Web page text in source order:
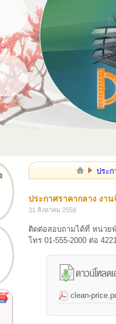
ประก
ประกาศราคากลาง งา
31 สิงหาคม 2558
ติดต่อสอบถามได้ที่ หน่วย
โทร 01-555-2000 ต่อ
clean-